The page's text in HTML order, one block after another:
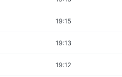
19:15
19:13
19:12